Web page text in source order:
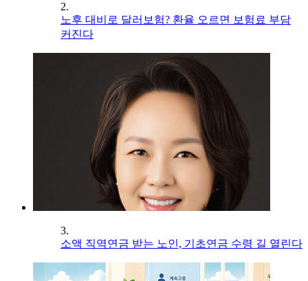
2.
노후 대비로 달러보험? 환율 오르면 보험료 부담
커진다
3.
소액 직역연금 받는 노인, 기초연금 수령 길 열린다